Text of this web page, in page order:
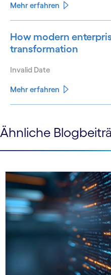
Mehr erfahren
How modern
transformation
Invalid Date
Mehr erfahren
See more See less
Ähnliche